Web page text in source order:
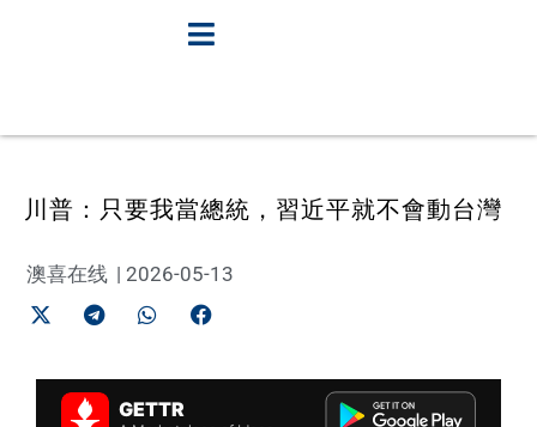
川普：只要我當總統，習近平就不會動台灣
澳喜在线 | 2026-05-13